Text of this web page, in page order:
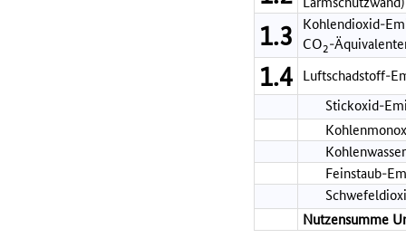
1.3
Kohlendioxid-
CO2-
1.4
Luftschadstoff-
Stickoxid-
Feinstaub-
Nutzensumme